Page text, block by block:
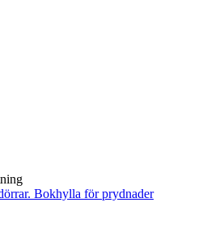
Bokhylla för prydnader